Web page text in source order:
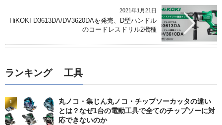
2021年1月21日
HiKOKI D3613DA/DV3620DAを発売、D型ハンドル
のコードレスドリル2機種
ランキング 工具
丸ノコ・集じん丸ノコ・チップソーカッタの違い
とは？なぜ1台の電動工具で全てのチップソーに対
応できないのか
1